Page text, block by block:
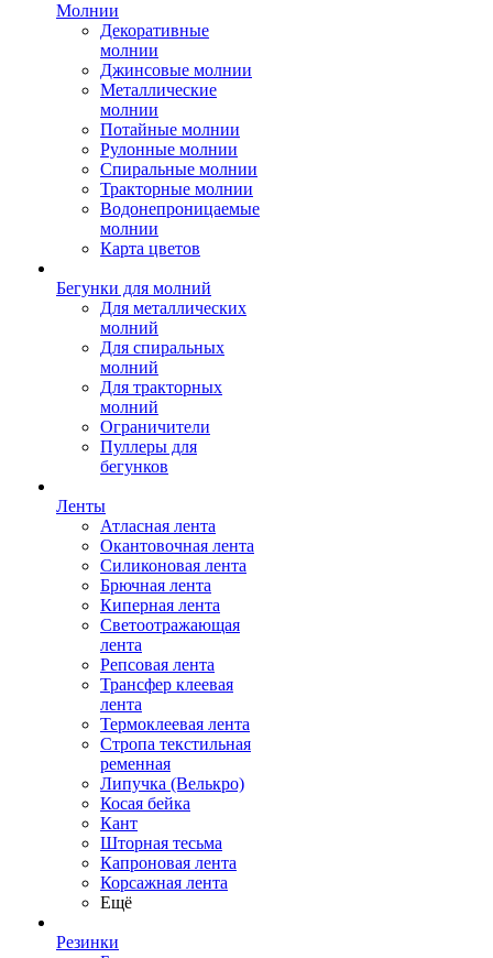
Молнии
Декоративные
молнии
Джинсовые молнии
Металлические
молнии
Потайные молнии
Рулонные молнии
Спиральные молнии
Тракторные молнии
Водонепроницаемые
молнии
Карта цветов
Бегунки для молний
Для металлических
молний
Для спиральных
молний
Для тракторных
молний
Ограничители
Пуллеры для
бегунков
Ленты
Атласная лента
Окантовочная лента
Силиконовая лента
Брючная лента
Киперная лента
Светоотражающая
лента
Репсовая лента
Трансфер клеевая
лента
Термоклеевая лента
Стропа текстильная
ременная
Липучка (Велькро)
Косая бейка
Кант
Шторная тесьма
Капроновая лента
Корсажная лента
Ещё
Резинки